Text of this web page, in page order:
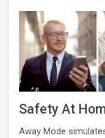
Safety At
Away Mode